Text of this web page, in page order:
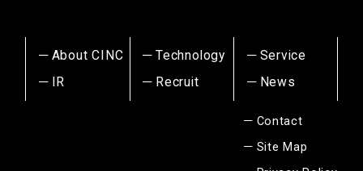
About CINC
IR
Technology
Recruit
Service
News
Contact
Site Map